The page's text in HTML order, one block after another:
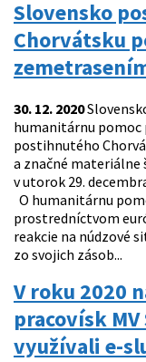
Slovensko
Chorvátsku
30. 12. 2020
humanitárnu
postihnutého
a značné
v utorok 29.
O humanitárnu
prostredníctvom
reakcie na núdzové
zo svojich zásob...
V roku 2020
pracovísk
využívali e-